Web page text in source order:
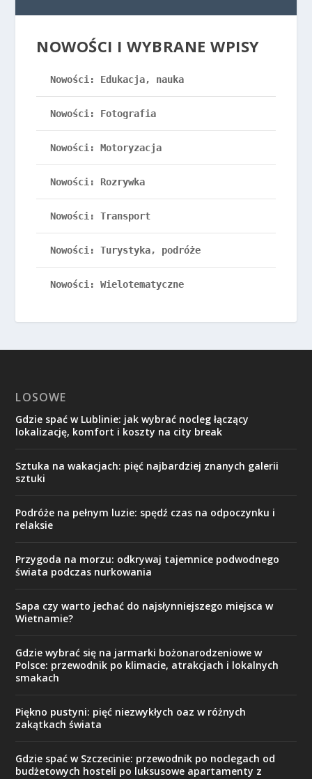
NOWOŚCI I WYBRANE WPISY
Nowości: Edukacja, nauka
Nowości: Fotografia
Nowości: Motoryzacja
Nowości: Rozrywka
Nowości: Transport
Nowości: Turystyka, podróże
Nowości: Wielotematyczne
LOSOWE
Gdzie spać w Lublinie: jak wybrać nocleg łączący
lokalizację, komfort i koszty na city break
Sztuka na wakacjach: pięć najbardziej znanych galerii
sztuki
Podróże na pełnym luzie: spędź czas na odpoczynku i
relaksie
Przygoda na morzu: odkrywaj tajemnice podwodnego
świata podczas nurkowania
Sapa czy warto jechać do najsłynniejszego miejsca w
Wietnamie?
Gdzie wybrać się na jarmarki bożonarodzeniowe w
Polsce: przewodnik po klimacie, atrakcjach i lokalnych
smakach
Piękno pustyni: pięć niezwykłych oaz w różnych
zakątkach świata
Gdzie spać w Szczecinie: przewodnik po noclegach od
budżetowych hosteli po luksusowe apartamenty z